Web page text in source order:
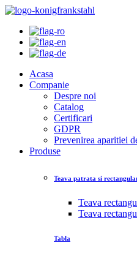
Acasa
Companie
Despre noi
Catalog
Certificari
GDPR
Prevenirea aparitiei
Produse
Teava patrata si
Teava
Teava
Tabla